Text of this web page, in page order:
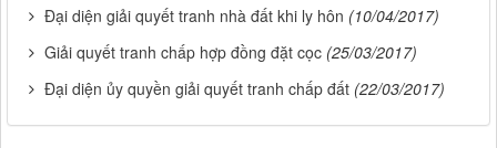
Đại diện giải quyết tranh nhà đất khi ly hôn (10/04/2017)
Giải quyết tranh chấp hợp đồng đặt cọc (25/03/2017)
Đại diện ủy quyền giải quyết tranh chấp đất (22/03/2017)